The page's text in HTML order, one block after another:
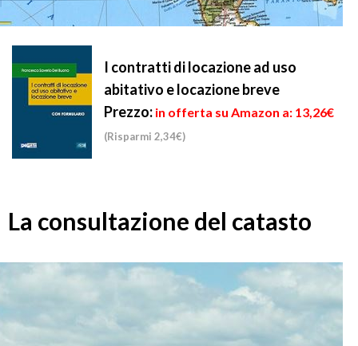
I contratti di locazione ad uso
abitativo e locazione breve
Prezzo: in offerta su Amazon a: 13,26€
(Risparmi 2,34€)
La consultazione del catasto